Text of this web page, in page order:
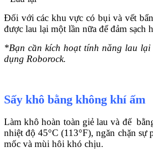
Đối với các khu vực có bụi và vết bẩn
được lau lại một lần nữa để đảm sạch
*Bạn cần kích hoạt tính năng lau lại
dụng Roborock.
Sấy khô bằng không khí ấm
Làm khô hoàn toàn giẻ lau và đế
nhiệt độ 45°C (113°F), ngăn chặn sự
mốc và mùi hôi khó chịu.